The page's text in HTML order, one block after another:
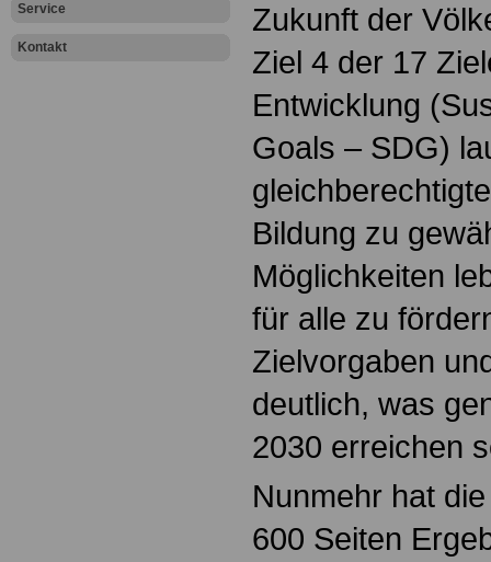
Service
Kontakt
Zukunft der
Ziel 4 der 17
Entwicklung
Goals – SDG)
Bildung zu
Möglichkeiten
für alle zu
Zielvorgaben
deutlich, was
2030 erreichen
Nunmehr hat
600 Seiten